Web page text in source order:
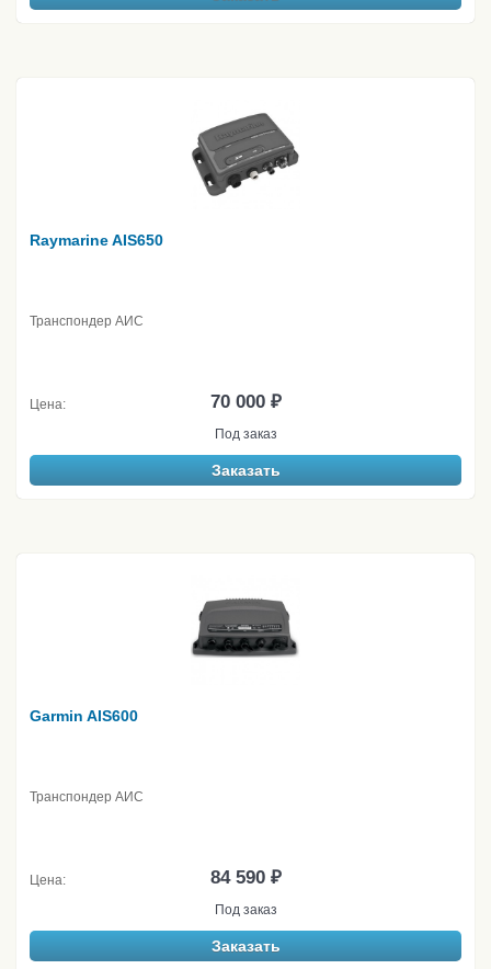
Raymarine AIS650
Транспондер АИС
Цена: 70 000 ₽
Под заказ
Заказать
Garmin AIS600
Транспондер АИС
Цена: 84 590 ₽
Под заказ
Заказать